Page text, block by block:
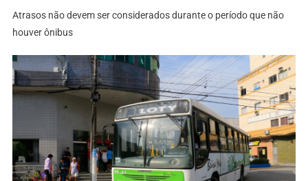
Atrasos não devem ser considerados durante o período que não
houver ônibus